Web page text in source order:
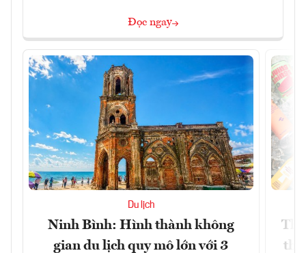
Đọc ngay
Du lịch
Ninh Bình: Hình thành không
gian du lịch quy mô lớn với 3